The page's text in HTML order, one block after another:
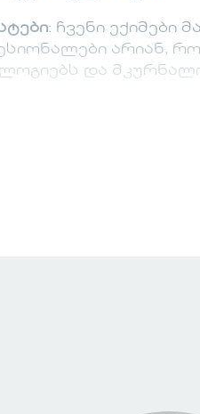
: ჩვენი ექიმები
არიან,
და
პაციენტებისთვის.